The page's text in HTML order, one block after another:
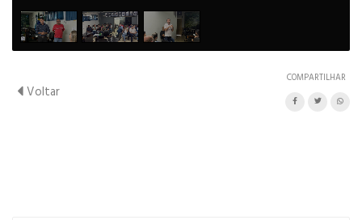
Voltar
COMPARTILHAR